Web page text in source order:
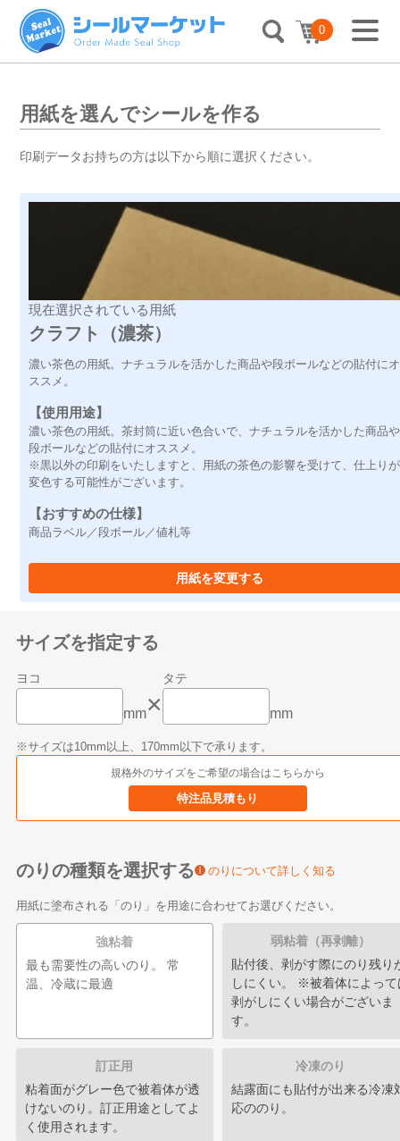
0
用紙を選んでシールを作る
印刷データお持ちの方は以下から順に選択ください。
現在選択されている用紙
クラフト（濃茶）
濃い茶色の用紙。ナチュラルを活かした商品や段ボールなどの貼付にオ
ススメ。
【使用用途】
濃い茶色の用紙。茶封筒に近い色合いで、ナチュラルを活かした商品や
段ボールなどの貼付にオススメ。
※黒以外の印刷をいたしますと、用紙の茶色の影響を受けて、仕上りが
変色する可能性がございます。
【おすすめの仕様】
商品ラベル／段ボール／値札等
用紙を変更する
サイズを指定する
ヨコ
mm×
タテ
mm
※サイズは10mm以上、170mm以下で承ります。
規格外のサイズをご希望の場合はこちらから
特注品見積もり
のりの種類を選択する のりについて詳しく知る
用紙に塗布される「のり」を用途に合わせてお選びください。
強粘着
最も需要性の高いのり。 常
温、冷蔵に最適
弱粘着（再剥離）
貼付後、剥がす際にのり残り
しにくい。 ※被着体によって
剥がしにくい場合がございま
す。
訂正用
粘着面がグレー色で被着体が透
けないのり。訂正用途としてよ
く使用されます。
冷凍のり
結露面にも貼付が出来る冷凍
応ののり。